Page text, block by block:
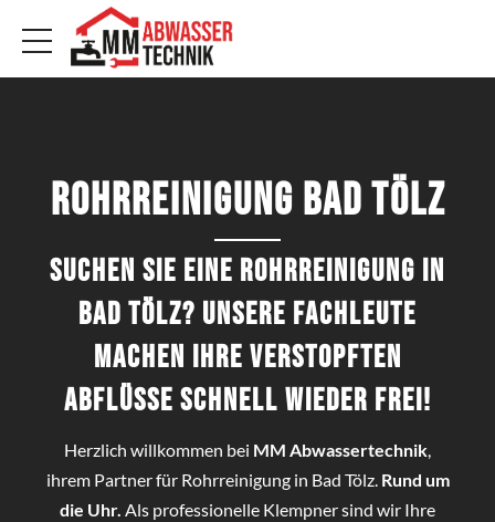
Rohrreinigung Bad Tölz
Suchen Sie eine Rohrreinigung in
Bad Tölz? Unsere Fachleute
machen Ihre verstopften
Abflüsse schnell wieder frei!
Herzlich willkommen bei MM Abwassertechnik,
ihrem Partner für Rohrreinigung in Bad Tölz. Rund um
die Uhr. Als professionelle Klempner sind wir Ihre